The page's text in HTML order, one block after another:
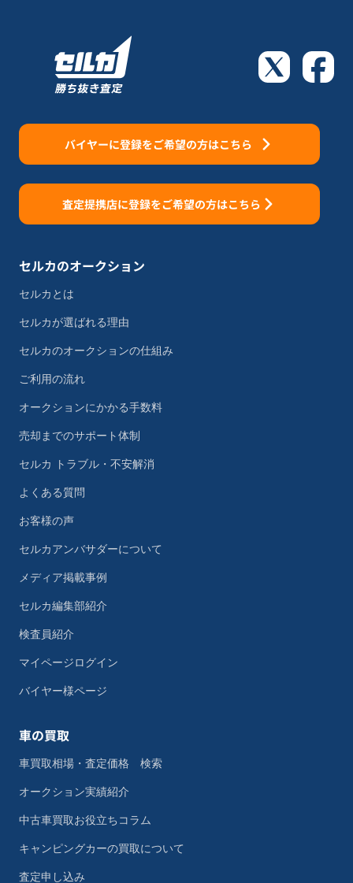
バイヤーに登録をご希望の方はこちら
査定提携店に登録をご希望の方はこちら
セルカのオークション
セルカとは
セルカが選ばれる理由
セルカのオークションの仕組み
ご利用の流れ
オークションにかかる手数料
売却までのサポート体制
セルカ トラブル・不安解消
よくある質問
お客様の声
セルカアンバサダーについて
メディア掲載事例
セルカ編集部紹介
検査員紹介
マイページログイン
バイヤー様ページ
車の買取
車買取相場・査定価格 検索
オークション実績紹介
中古車買取お役立ちコラム
キャンピングカーの買取について
査定申し込み